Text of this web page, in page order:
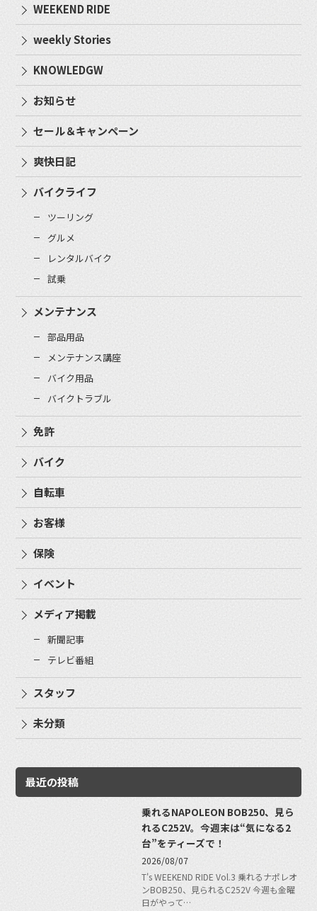
WEEKEND RIDE
weekly Stories
KNOWLEDGW
お知らせ
セール＆キャンペーン
爽快日記
バイクライフ
ツーリング
グルメ
レンタルバイク
試乗
メンテナンス
部品用品
メンテナンス講座
バイク用品
バイクトラブル
免許
バイク
自転車
お客様
保険
イベント
メディア掲載
新聞記事
テレビ番組
スタッフ
未分類
最近の投稿
乗れるNAPOLEON BOB250、見ら
れるC252V。今週末は“気になる2
台”をティーズで！
2026/08/07
T's WEEKEND RIDE Vol.3 乗れるナポレオ
ンBOB250、見られるC252V 今週も金曜
日がやって…